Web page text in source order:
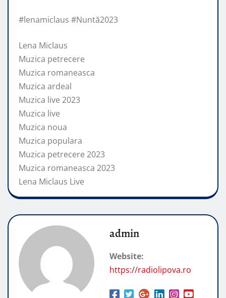
#lenamiclaus #Nuntă2023
Lena Miclaus
Muzica petrecere
Muzica romaneasca
Muzica ardeal
Muzica live 2023
Muzica live
Muzica noua
Muzica populara
Muzica petrecere 2023
Muzica romaneasca 2023
Lena Miclaus Live
admin
Website:
https://radiolipova.ro